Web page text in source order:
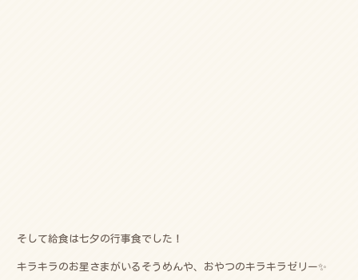
そして給食は七夕の行事食でした！
キラキラのお星さまがいるそうめんや、おやつのキラキラゼリー✨